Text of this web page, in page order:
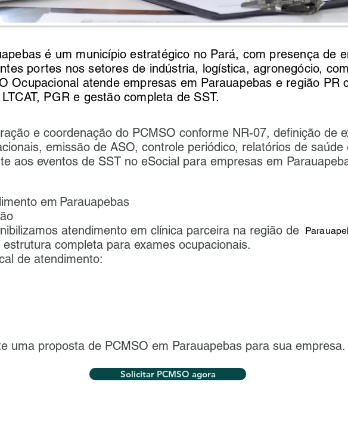
é um município estratégico no Pará, com presença de
portes nos setores de indústria, logística, agronegócio,
Ocupacional atende empresas em Parauapebas e região PR
PGR e gestão completa de SST.
e coordenação do PCMSO conforme NR-07, definição de
emissão de ASO, controle periódico, relatórios de saúde
aos eventos de SST no eSocial para empresas em
em
atendimento em clínica parceira na região de
estrutura completa para exames ocupacionais.
de atendimento:
Parauapebas
uma proposta de PCMSO em Parauapebas para sua empresa.
Solicitar PCMSO agora